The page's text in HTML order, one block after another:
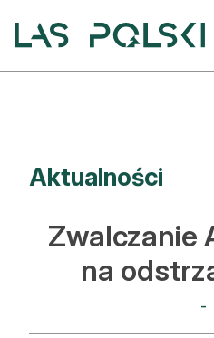
Artykuły
Hodowla lasu
Ochrona lasu
Nowe technologie
Aktualności
Zwalczanie
na
-